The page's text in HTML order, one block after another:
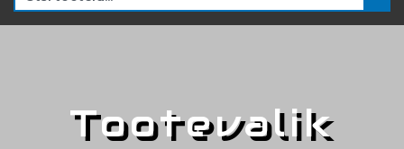
Tootevalik